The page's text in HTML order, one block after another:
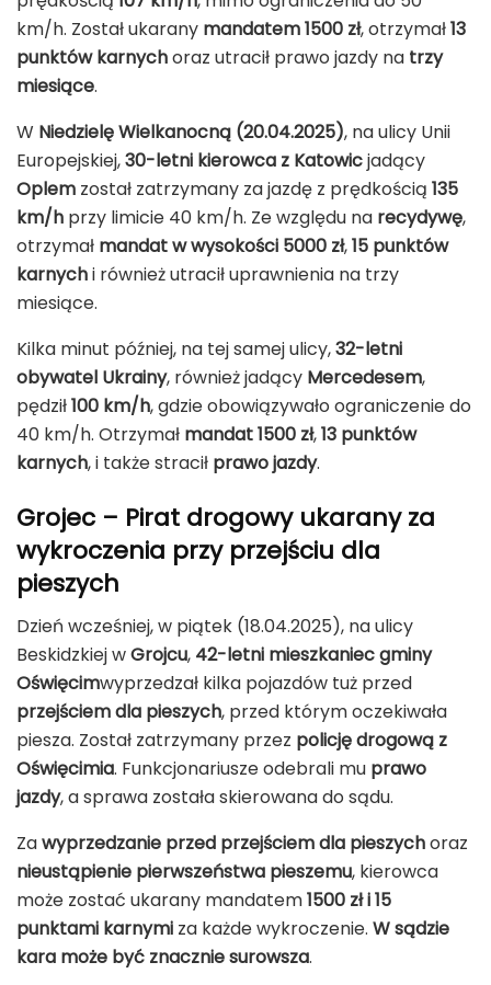
km/h. Został ukarany mandatem 1500 zł, otrzymał13
punktów karnychoraz utracił prawo jazdy na trzy
miesiące.
W Niedzielę Wielkanocną (20.04.2025), na ulicy Unii
Europejskiej,30-letni kierowca z Katowicjadący
Oplem został zatrzymany za jazdę z prędkością 135
km/h przy limicie 40 km/h. Ze względu na recydywę,
otrzymał mandat w wysokości 5000 zł,15 punktów
karnychi również utracił uprawnienia na trzy
miesiące.
Kilka minut później, na tej samej ulicy,32-letni
obywatel Ukrainy, również jadący Mercedesem,
pędził100 km/h, gdzie obowiązywało ograniczenie do
40 km/h. Otrzymał mandat 1500 zł,13 punktów
karnych, i także stracił prawo jazdy.
Grojec – Pirat drogowy ukarany za
wykroczenia przy przejściu dla
pieszych
Dzień wcześniej, w piątek (18.04.2025), na ulicy
Beskidzkiej wGrojcu, 42-letni mieszkaniec gminy
Oświęcimwyprzedzał kilka pojazdów tuż przed
przejściem dla pieszych, przed którym oczekiwała
piesza. Został zatrzymany przez policję drogową z
Oświęcimia. Funkcjonariusze odebrali mu prawo
jazdy, a sprawa została skierowana do sądu.
Zawyprzedzanie przed przejściem dla pieszychoraz
nieustąpienie pierwszeństwa pieszemu, kierowca
może zostać ukarany mandatem1500 zł i 15
punktami karnymi za każde wykroczenie. W sądzie
kara może być znacznie surowsza.